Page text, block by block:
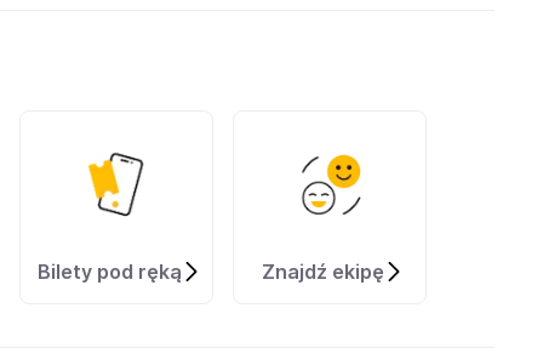
Bilety pod ręką Znajdź ekipę